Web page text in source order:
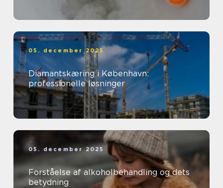
05. december 2025
Diamantskæring i København:
professionelle løsninger
05. december 2025
Forståelse af alkoholbehandling og dets
betydning